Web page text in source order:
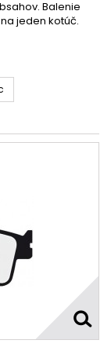
Balenie
jeden kotúč.